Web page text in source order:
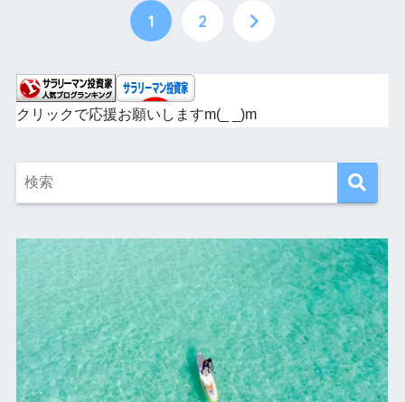
1 2
クリックで応援お願いしますm(_ _)m